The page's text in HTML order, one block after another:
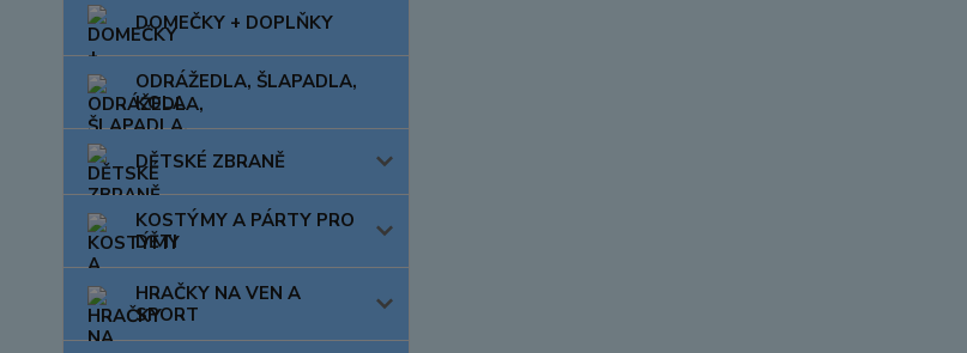
DOMEČKY + DOPLŇKY
ODRÁŽEDLA, ŠLAPADLA,
KOLA
DĚTSKÉ ZBRANĚ
KOSTÝMY A PÁRTY PRO
DĚTI
HRAČKY NA VEN A
SPORT